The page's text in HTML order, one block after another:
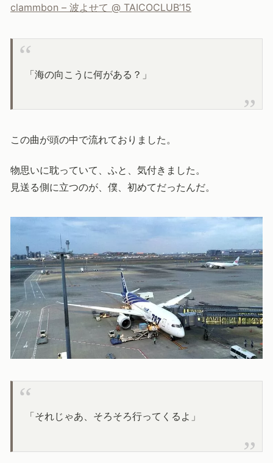
clammbon – 波よせて @ TAICOCLUB’15
「海の向こうに何がある？」
この曲が頭の中で流れておりました。
物思いに耽っていて、ふと、気付きました。
見送る側に立つのが、僕、初めてだったんだ。
「それじゃあ、そろそろ行ってくるよ」